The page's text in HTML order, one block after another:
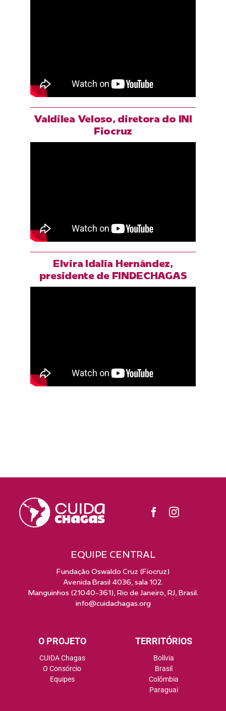
Valdilea Veloso, diretora do INI
Fiocruz
Elvira Idalia Hernández,
presidente de FINDECHAGAS
EQUIPE CENTRAL
Fundação Oswaldo Cruz (Fiocruz)
Avenida Brasil 4036, sala 102.
Manguinhos (21040-361), Rio de Janeiro, RJ, Brasil.
info@cuidachagas.org
O PROJETO
CUIDA Chagas
O Consórcio
Equipes
TERRITÓRIOS
Bolívia
Brasil
Colômbia
Paraguai